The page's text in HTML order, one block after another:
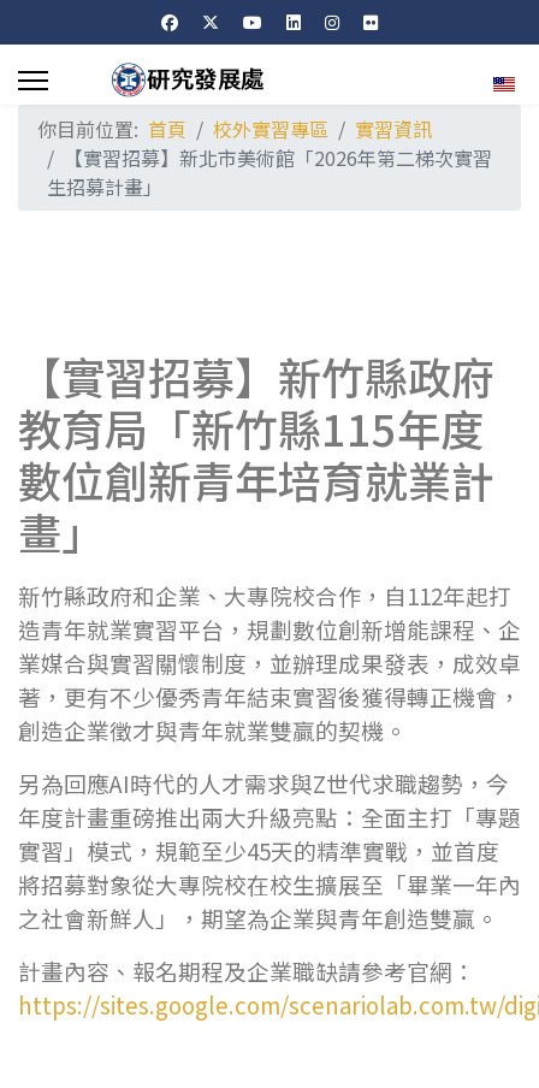
選擇
你目前位置: 首頁 校外實習專區
實習資訊
【實習招募】新北市美術館「2026年第二梯次實習
生招募計畫」
【實習招募】新竹縣政府
教育局「新竹縣115年度
數位創新青年培育就業計
畫」
新竹縣政府和企業、大專院校合作，自112年起打
造青年就業實習平台，規劃數位創新增能課程、企
業媒合與實習關懷制度，並辦理成果發表，成效卓
著，更有不少優秀青年結束實習後獲得轉正機會，
創造企業徵才與青年就業雙贏的契機。
另為回應AI時代的人才需求與Z世代求職趨勢，今
年度計畫重磅推出兩大升級亮點：全面主打「專題
實習」模式，規範至少45天的精準實戰，並首度
將招募對象從大專院校在校生擴展至「畢業一年內
之社會新鮮人」，期望為企業與青年創造雙贏。
計畫內容、報名期程及企業職缺請參考官網：
https://sites.google.com/scenariolab.com.tw/